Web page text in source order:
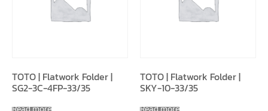
TOTO | Flatwork Folder |
SG2-3C-4FP-33/35
TOTO | Flatwork Folder |
SKY-10-33/35